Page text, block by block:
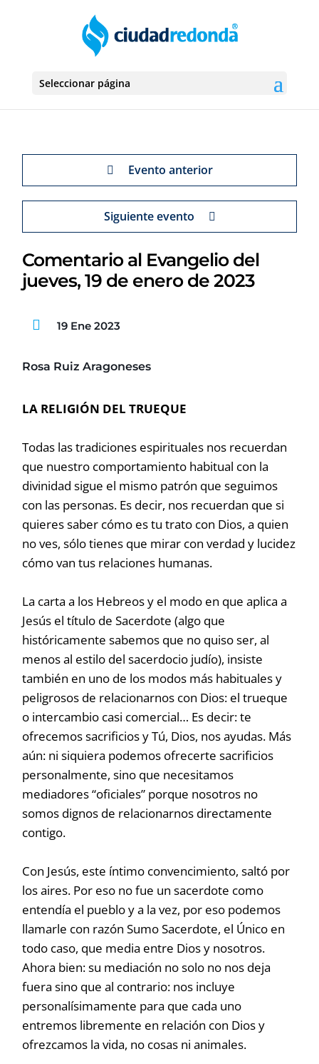
Seleccionar página
Evento anterior
Siguiente evento
Comentario al Evangelio del
jueves, 19 de enero de 2023
19 Ene 2023
Rosa Ruiz Aragoneses
LA RELIGIÓN DEL TRUEQUE
Todas las tradiciones espirituales nos recuerdan
que nuestro comportamiento habitual con la
divinidad sigue el mismo patrón que seguimos
con las personas. Es decir, nos recuerdan que si
quieres saber cómo es tu trato con Dios, a quien
no ves, sólo tienes que mirar con verdad y lucidez
cómo van tus relaciones humanas.
La carta a los Hebreos y el modo en que aplica a
Jesús el título de Sacerdote (algo que
históricamente sabemos que no quiso ser, al
menos al estilo del sacerdocio judío), insiste
también en uno de los modos más habituales y
peligrosos de relacionarnos con Dios: el trueque
o intercambio casi comercial… Es decir: te
ofrecemos sacrificios y Tú, Dios, nos ayudas. Más
aún: ni siquiera podemos ofrecerte sacrificios
personalmente, sino que necesitamos
mediadores “oficiales” porque nosotros no
somos dignos de relacionarnos directamente
contigo.
Con Jesús, este íntimo convencimiento, saltó por
los aires. Por eso no fue un sacerdote como
entendía el pueblo y a la vez, por eso podemos
llamarle con razón Sumo Sacerdote, el Único en
todo caso, que media entre Dios y nosotros.
Ahora bien: su mediación no solo no nos deja
fuera sino que al contrario: nos incluye
personalísimamente para que cada uno
entremos libremente en relación con Dios y
ofrezcamos la vida, no cosas ni animales.